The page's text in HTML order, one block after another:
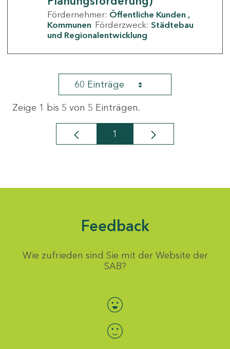
Fördernehmer: Öffentliche Kunden
Kommunen Förderzweck: Städtebau
und Regionalentwicklung
60 Einträge
Zeige 1 bis 5 von 5 Einträgen.
Seite
1
Feedback
Wie zufrieden sind Sie mit der Website der
SAB?
Bewertung auswählen